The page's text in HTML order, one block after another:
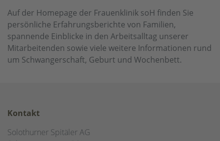
Auf der Homepage der Frauenklinik soH finden Sie
persönliche Erfahrungsberichte von Familien,
spannende Einblicke in den Arbeitsalltag unserer
Mitarbeitenden sowie viele weitere Informationen rund
um Schwangerschaft, Geburt und Wochenbett.
Kontakt
Solothurner Spitäler AG